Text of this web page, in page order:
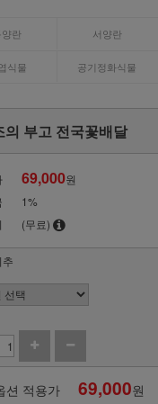
양란 서양란
식물 공기정화식물
부고 전국꽃배달
69,000원
1%
(무료)
션 적용가 69,000원